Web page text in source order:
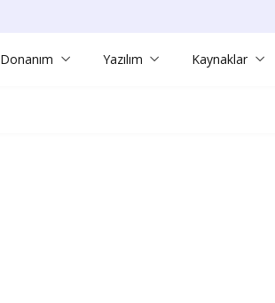
Donanım Yazılım Kaynaklar